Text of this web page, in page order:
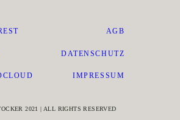
AGB
DATENSCHUTZ
IMPRESSUM
2021 | ALL RIGHTS RESERVED